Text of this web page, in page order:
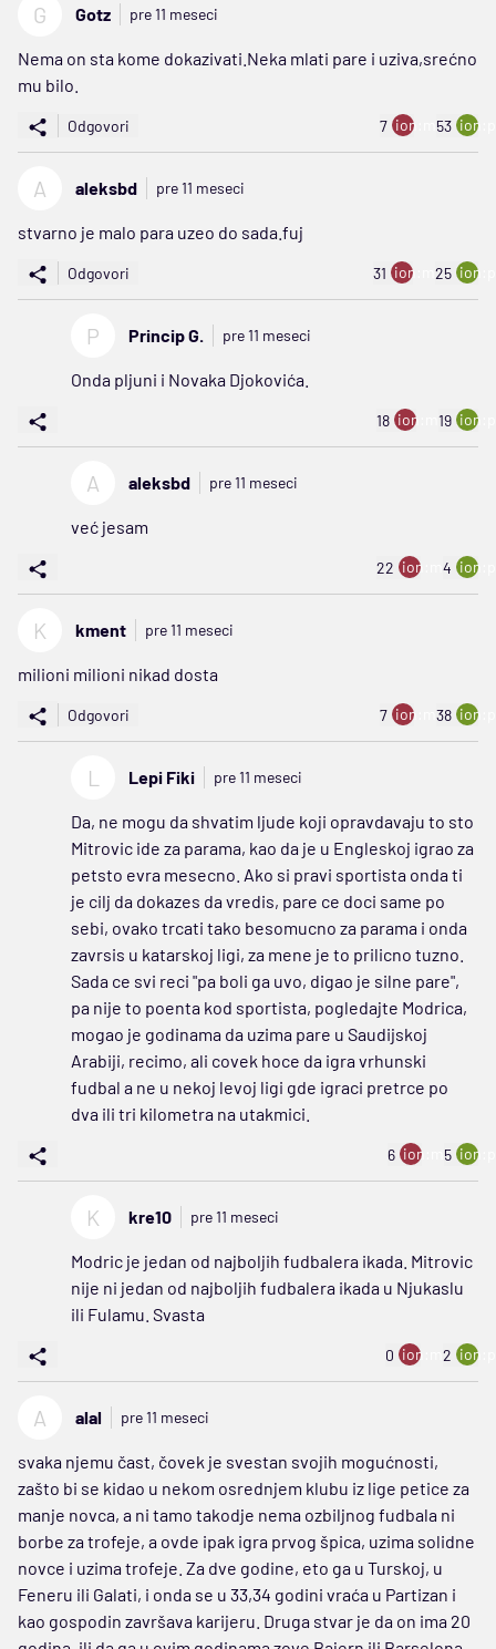
G Gotz pre 11 meseci
Nema on sta kome dokazivati.Neka mlati pare i uziva,srećno
mu bilo.
Odgovori 7 ion:minus
53
A aleksbd pre 11 meseci
stvarno je malo para uzeo do sada.fuj
Odgovori 31 ion:minus
25
P Princip G. pre 11 meseci
Onda pljuni i Novaka Djokovića.
18 ion:minus
19
A aleksbd pre 11 meseci
već jesam
22 ion:minus
4
K kment pre 11 meseci
milioni milioni nikad dosta
Odgovori 7 ion:minus
38
L Lepi Fiki pre 11 meseci
Da, ne mogu da shvatim ljude koji opravdavaju to sto
Mitrovic ide za parama, kao da je u Engleskoj igrao za
petsto evra mesecno. Ako si pravi sportista onda ti
je cilj da dokazes da vredis, pare ce doci same po
sebi, ovako trcati tako besomucno za parama i onda
zavrsis u katarskoj ligi, za mene je to prilicno tuzno.
Sada ce svi reci "pa boli ga uvo, digao je silne pare",
pa nije to poenta kod sportista, pogledajte Modrica,
mogao je godinama da uzima pare u Saudijskoj
Arabiji, recimo, ali covek hoce da igra vrhunski
fudbal a ne u nekoj levoj ligi gde igraci pretrce po
dva ili tri kilometra na utakmici.
6 ion:minus
5
K kre10 pre 11 meseci
Modric je jedan od najboljih fudbalera ikada. Mitrovic
nije ni jedan od najboljih fudbalera ikada u Njukaslu
ili Fulamu. Svasta
0 ion:minus
2
A alal pre 11 meseci
svaka njemu čast, čovek je svestan svojih mogućnosti,
zašto bi se kidao u nekom osrednjem klubu iz lige petice za
manje novca, a ni tamo takodje nema ozbiljnog fudbala ni
borbe za trofeje, a ovde ipak igra prvog špica, uzima solidne
novce i uzima trofeje. Za dve godine, eto ga u Turskoj, u
Feneru ili Galati, i onda se u 33,34 godini vraća u Partizan i
kao gospodin završava karijeru. Druga stvar je da on ima 20